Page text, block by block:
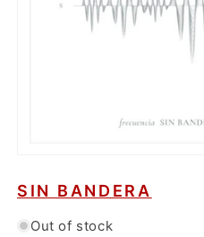
1
in
SIN BANDERA
Out of stock